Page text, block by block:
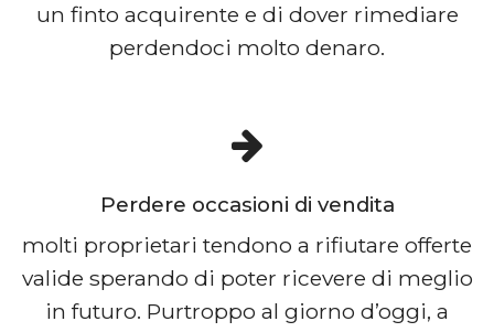
un finto acquirente e di dover rimediare
perdendoci molto denaro.
Perdere occasioni di vendita
molti proprietari tendono a rifiutare offerte
valide sperando di poter ricevere di meglio
in futuro. Purtroppo al giorno d’oggi, a